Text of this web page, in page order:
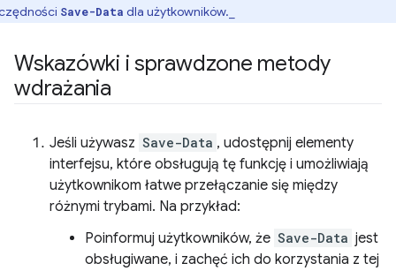
Save-Data dla użytkowników._
Wskazówki i sprawdzone metody
wdrażania
Jeśli używasz Save-Data , udostępnij elementy
interfejsu, które obsługują tę funkcję i umożliwiają
użytkownikom łatwe przełączanie się między
różnymi trybami. Na przykład:
Poinformuj użytkowników, że Save-Data jest
obsługiwane, i zachęć ich do korzystania z tej